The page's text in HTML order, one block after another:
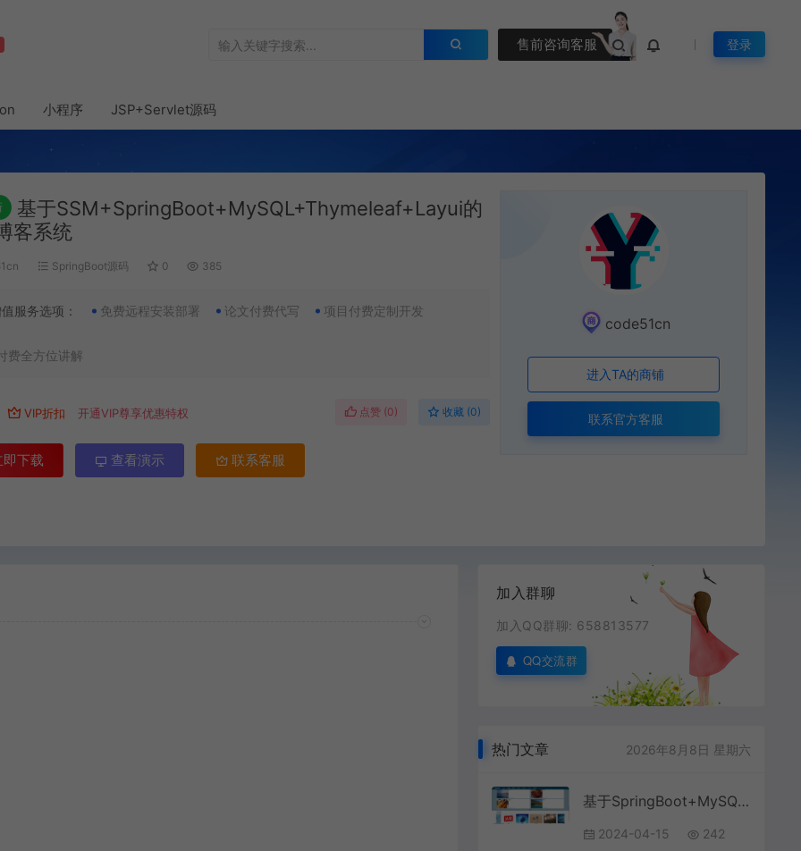
售前咨询客服 登录
小程序 JSP+Servlet源码
基于SSM+SpringBoot+MySQL+Thymeleaf+Layui的
客系统
SpringBoot源码 0 385
服务选项： 免费远程安装部署 论文付费代写 项目付费定制开发
费全方位讲解
VIP折扣 开通VIP尊享优惠特权 点赞 (0) 收藏 (0)
即下载 查看演示 联系客服
code51cn
进入TA的商铺
联系官方客服
加入群聊
加入QQ群聊: 658813577
QQ交流群
热门文章 2026年8月8日 星期六
基于SpringBoot+MySQL+Vue.js的博客系统
2024-04-15 242